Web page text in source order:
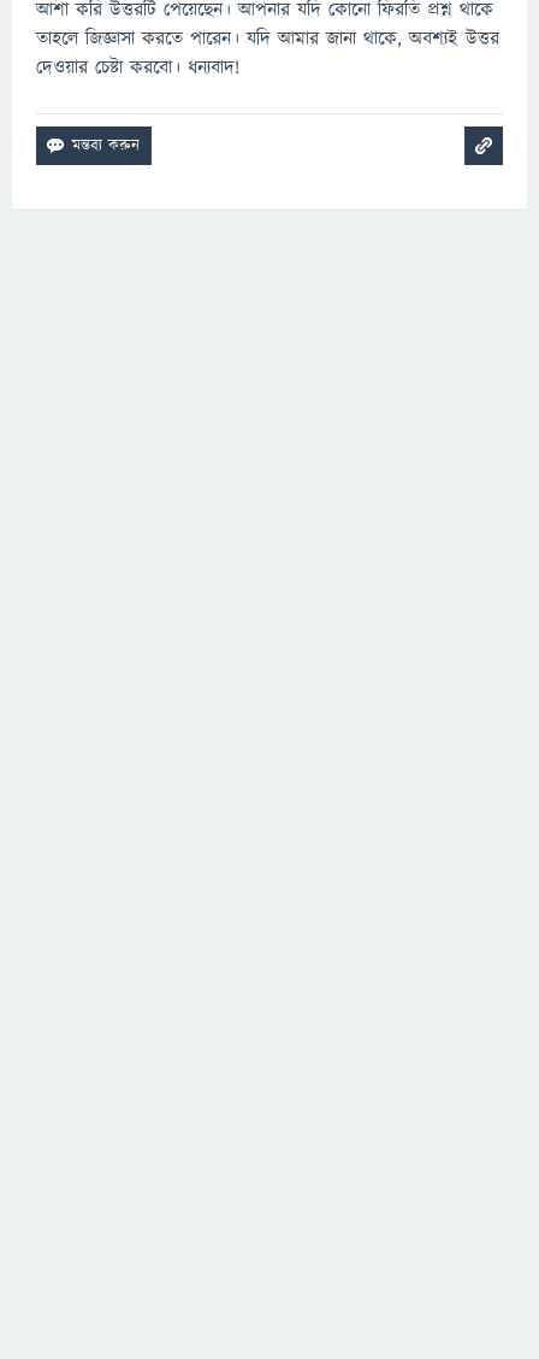
আশা করি উত্তরটি পেয়েছেন। আপনার যদি কোনো ফিরতি প্রশ্ন থাকে
তাহলে জিজ্ঞাসা করতে পারেন। যদি আমার জানা থাকে, অবশ্যই উত্তর
দেওয়ার চেষ্টা করবো। ধন্যবাদ!